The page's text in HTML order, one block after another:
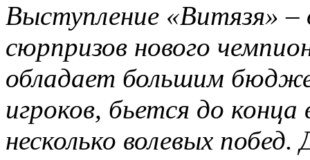
Выступление «Витязя»
сюрпризов нового
обладает большим
игроков, бьется до
несколько волевых